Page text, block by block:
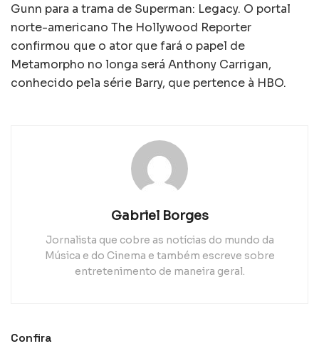
Gunn para a trama de Superman: Legacy. O portal
norte-americano The Hollywood Reporter
confirmou que o ator que fará o papel de
Metamorpho no longa será Anthony Carrigan,
conhecido pela série Barry, que pertence à HBO.
Gabriel Borges
Jornalista que cobre as notícias do mundo da
Música e do Cinema e também escreve sobre
entretenimento de maneira geral.
Confira